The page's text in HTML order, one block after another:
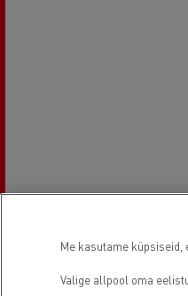
Me kasutame
Valige allpool oma